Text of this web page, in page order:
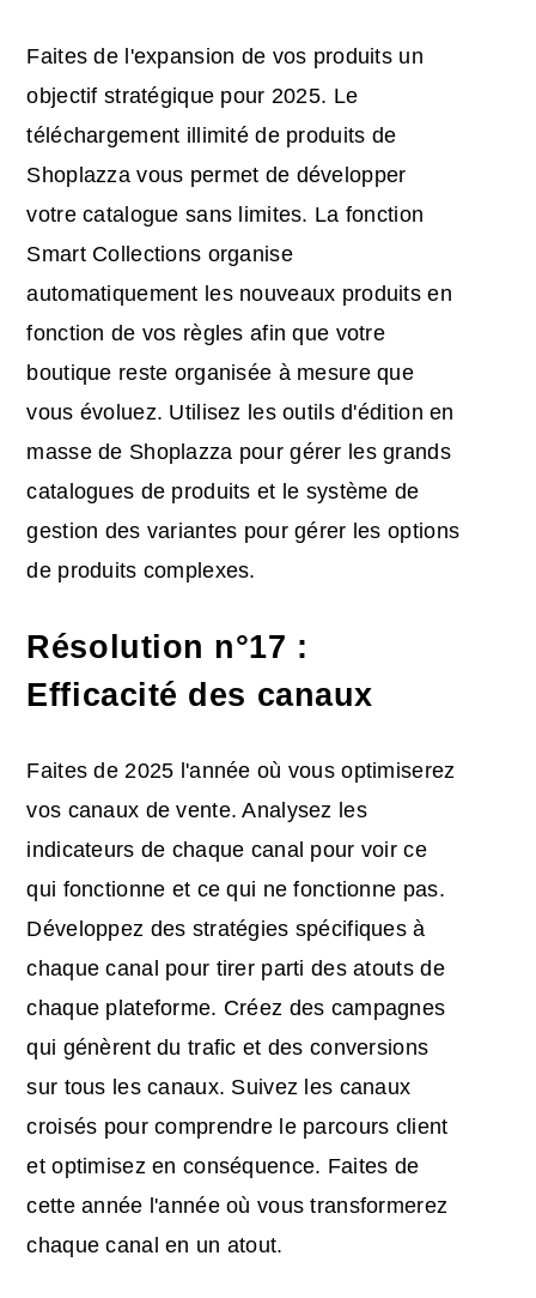
Faites de l'expansion de vos produits un
objectif stratégique pour 2025. Le
téléchargement illimité de produits de
Shoplazza vous permet de développer
votre catalogue sans limites. La fonction
Smart Collections organise
automatiquement les nouveaux produits en
fonction de vos règles afin que votre
boutique reste organisée à mesure que
vous évoluez. Utilisez les outils d'édition en
masse de Shoplazza pour gérer les grands
catalogues de produits et le système de
gestion des variantes pour gérer les options
de produits complexes.
Résolution n°17 ​​:
Efficacité des canaux
Faites de 2025 l'année où vous optimiserez
vos canaux de vente. Analysez les
indicateurs de chaque canal pour voir ce
qui fonctionne et ce qui ne fonctionne pas.
Développez des stratégies spécifiques à
chaque canal pour tirer parti des atouts de
chaque plateforme. Créez des campagnes
qui génèrent du trafic et des conversions
sur tous les canaux. Suivez les canaux
croisés pour comprendre le parcours client
et optimisez en conséquence. Faites de
cette année l'année où vous transformerez
chaque canal en un atout.